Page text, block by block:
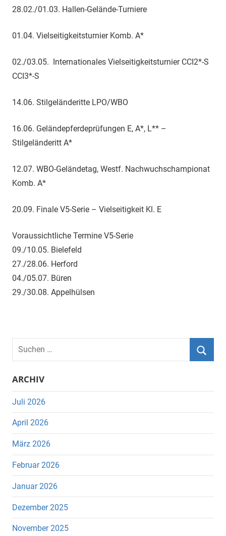
28.02./01.03. Hallen-Gelände-Turniere
01.04. Vielseitigkeitsturnier Komb. A*
02./03.05. Internationales Vielseitigkeitsturnier CCI2*-S
CCI3*-S
14.06. Stilgeländeritte LPO/WBO
16.06. Geländepferdeprüfungen E, A*, L** –
Stilgeländeritt A*
12.07. WBO-Geländetag, Westf. Nachwuchschampionat
Komb. A*
20.09. Finale V5-Serie – Vielseitigkeit Kl. E
Voraussichtliche Termine V5-Serie
09./10.05. Bielefeld
27./28.06. Herford
04./05.07. Büren
29./30.08. Appelhülsen
Suchen
ARCHIV
Juli 2026
April 2026
März 2026
Februar 2026
Januar 2026
Dezember 2025
November 2025